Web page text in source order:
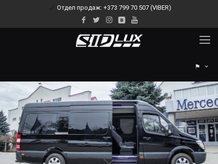
Отдел продаж: +373 799 70 507 (VIBER)
⚑